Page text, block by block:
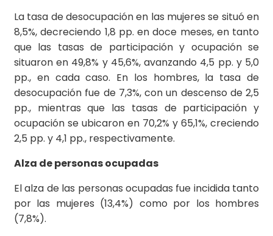
La tasa de desocupación en las mujeres se situó en
8,5%, decreciendo 1,8 pp. en doce meses, en tanto
que las tasas de participación y ocupación se
situaron en 49,8% y 45,6%, avanzando 4,5 pp. y 5,0
pp., en cada caso. En los hombres, la tasa de
desocupación fue de 7,3%, con un descenso de 2,5
pp., mientras que las tasas de participación y
ocupación se ubicaron en 70,2% y 65,1%, creciendo
2,5 pp. y 4,1 pp., respectivamente.
Alza de personas ocupadas
El alza de las personas ocupadas fue incidida tanto
por las mujeres (13,4%) como por los hombres
(7,8%).